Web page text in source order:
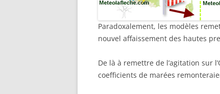
Paradoxalement, les modèles
nouvel affaissement des hautes
De là à remettre de l’agitation sur
coefficients de marées